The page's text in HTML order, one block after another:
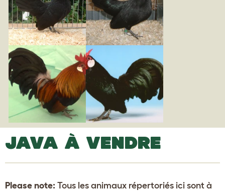
JAVA À VENDRE
Please note: Tous les animaux répertoriés ici sont à